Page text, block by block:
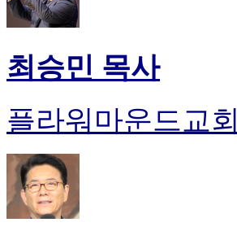
최승민 목사
플라워마운드교회